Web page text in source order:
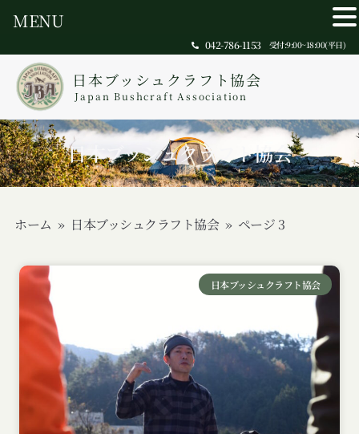
042-786-1153 受付:9:00~18:00(平日)
日本ブッシュクラフト協会
Japan Bushcraft Association
日本ブッシュクラフト協会
ホーム » 日本ブッシュクラフト協会 » ページ 3
日本ブッシュクラフト協会
MENU